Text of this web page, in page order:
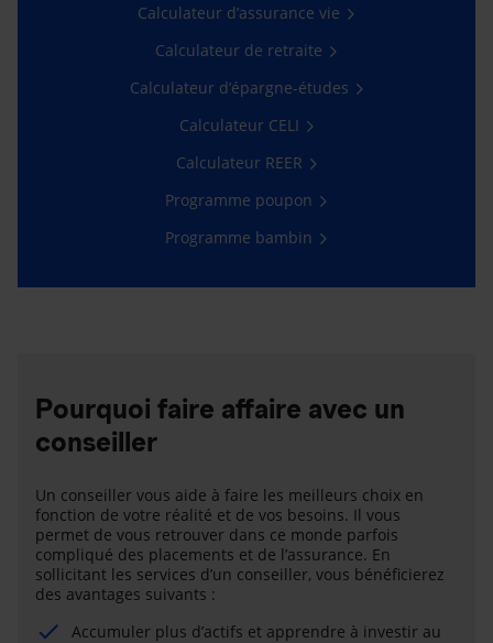
Calculateur d’assurance vie
Calculateur de retraite
Calculateur d’épargne-études
Calculateur CELI
Calculateur REER
Programme poupon
Programme bambin
Pourquoi faire affaire avec un
conseiller
Un conseiller vous aide à faire les meilleurs choix en
fonction de votre réalité et de vos besoins. Il vous
permet de vous retrouver dans ce monde parfois
compliqué des placements et de l’assurance. En
sollicitant les services d’un conseiller, vous bénéficierez
des avantages suivants :
Accumuler plus d’actifs et apprendre à investir au